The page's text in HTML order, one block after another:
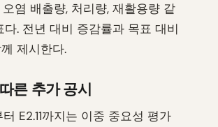
오염 배출량, 처리량, 재활용량 같
다. 전년 대비 증감률과 목표 대비
제시한다.
른 추가 공시
터 E2.11까지는 이중 중요성 평가